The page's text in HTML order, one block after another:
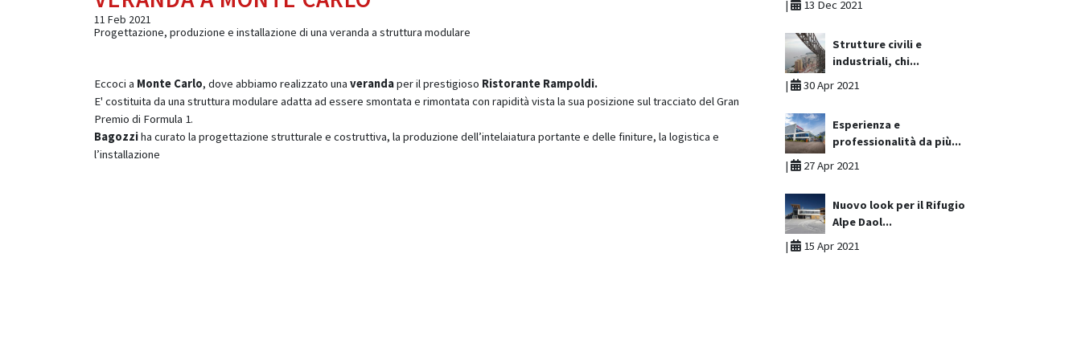
11 Feb 2021
Progettazione, produzione e installazione di una veranda a struttura modulare
Eccoci a Monte Carlo, dove abbiamo realizzato una verandaper il prestigioso Ristorante Rampoldi.
E' costituita da una struttura modulare adatta ad essere smontata e rimontata con rapidità vista la sua posizione sul tracciato del Gran
Premio di Formula 1.
Bagozziha curato la progettazione strutturale e costruttiva, la produzione dell’intelaiatura portante e delle finiture, la logistica e
l’installazione
| 13 Dec 2021
Strutture civili e
industriali, chi...
|
30 Apr 2021
Esperienza e
professionalità da più...
|
27 Apr 2021
Nuovo look per il Rifugio
Alpe Daol...
|
15 Apr 2021